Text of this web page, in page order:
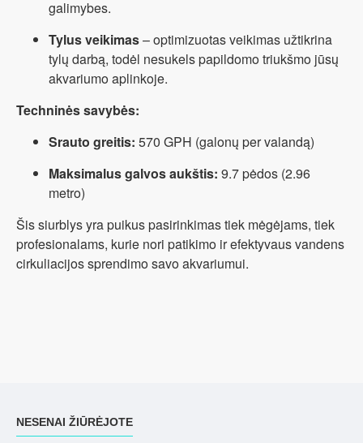
galimybes.
Tylus veikimas– optimizuotas veikimas užtikrina
tylų darbą, todėl nesukels papildomo triukšmo jūsų
akvariumo aplinkoje.
Techninės savybės:
Srauto greitis: 570 GPH (galonų per valandą)
Maksimalus galvos aukštis: 9.7 pėdos (2.96
metro)
Šis siurblys yra puikus pasirinkimas tiek mėgėjams, tiek
profesionalams, kurie nori patikimo ir efektyvaus vandens
cirkuliacijos sprendimo savo akvariumui.
NESENAI ŽIŪRĖJOTE